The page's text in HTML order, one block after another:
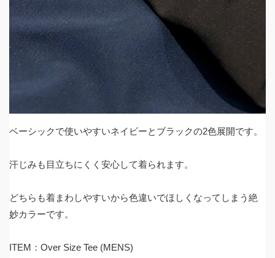
ベーシックで使いやすいネイビーとブラックの2色展開です。
汗じみも目立ちにくく安心して着られます。
どちらも着まわしやすいから色違いでほしくなってしまう絶
妙カラーです。
ITEM：Over Size Tee (MENS)